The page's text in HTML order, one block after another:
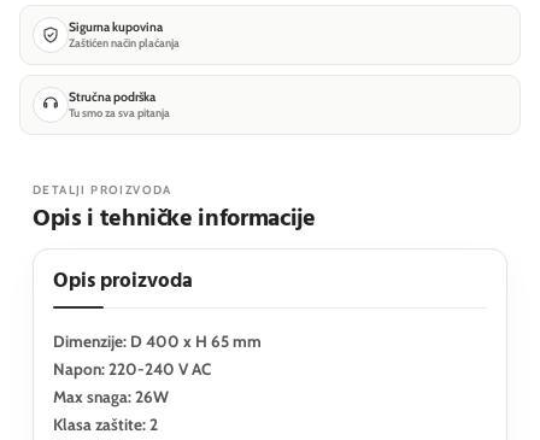
Sigurna kupovina
Zaštićen način plaćanja
Stručna podrška
Tu smo za sva pitanja
DETALJI PROIZVODA
Opis i tehničke informacije
Opis proizvoda
Dimenzije: D 400 x H 65 mm
Napon: 220-240 V AC
Max snaga: 26W
Klasa zaštite: 2